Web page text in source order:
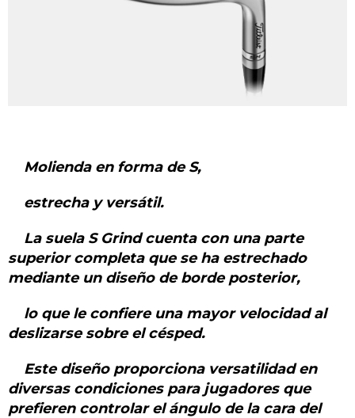
Molienda en forma de S,
estrecha y versátil.
La suela S Grind cuenta con una parte
superior completa que se ha estrechado
mediante un diseño de borde posterior,
lo que le confiere una mayor velocidad al
deslizarse sobre el césped.
Este diseño proporciona versatilidad en
diversas condiciones para jugadores que
prefieren controlar el ángulo de la cara del